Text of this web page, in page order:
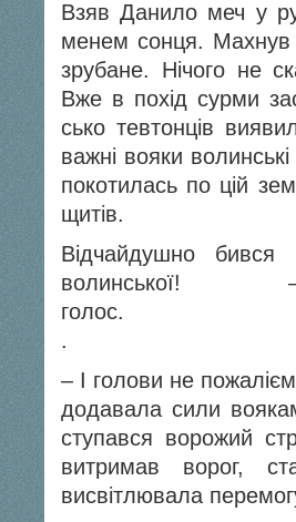
Взяв Данило меч у
менем сонця. Махнув
зрубане. Нічого не
Вже в похід сурми
сько тевтонців
важні вояки
покотилась по цій
щитів.
Відчайдушно
.
– І голови не
додавала сили
ступався ворожий
витримав ворог,
висвітлювала